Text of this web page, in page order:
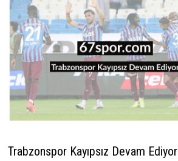
Trabzonspor Kayıpsız Devam Ediyor